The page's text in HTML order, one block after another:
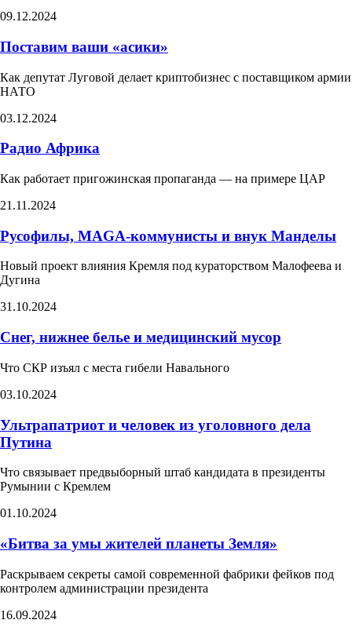
09.12.2024
Поставим ваши «асики»
Как депутат Луговой делает криптобизнес с поставщиком армии
НАТО​
03.12.2024
Радио Африка
Как работает пригожинская пропаганда — на примере ЦАР
21.11.2024
Русофилы, MAGA-коммунисты и внук Манделы
Новый проект влияния Кремля под кураторством Малофеева и
Дугина
31.10.2024
Снег, нижнее белье и медицинский мусор
Что СКР изъял с места гибели Навального
03.10.2024
Ультрапатриот и человек из уголовного дела
Путина​
Что связывает предвыборный штаб кандидата в президенты
Румынии с Кремлем ​
01.10.2024
«Битва за умы жителей планеты Земля»​
Раскрываем секреты самой современной фабрики фейков под
контролем администрации президента
16.09.2024